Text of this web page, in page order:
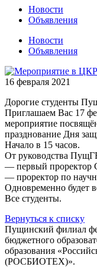
Новости
Объявления
Новости
Объявления
16 февраля 2021
Дорогие студенты
Приглашаем Вас 17
мероприятие
празднование Дня
Начало в 15 часов.
От руководства
— первый проректор
— проректор по
Одновременно будет
Все студенты.
Вернуться к списку
Пущинский филиал
бюджетного
образования
(РОСБИОТЕХ)».